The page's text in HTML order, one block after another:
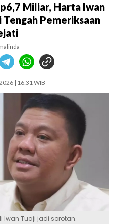
Miliar, Harta Iwan
Pemeriksaan
| 16:31 WIB
Iwan Tuaji jadi sorotan.